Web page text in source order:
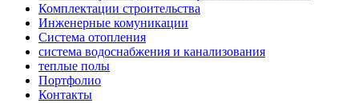
Комплектации строительства
Инженерные комуникации
Система отопления
система водоснабжения и канализования
теплые полы
Портфолио
Контакты